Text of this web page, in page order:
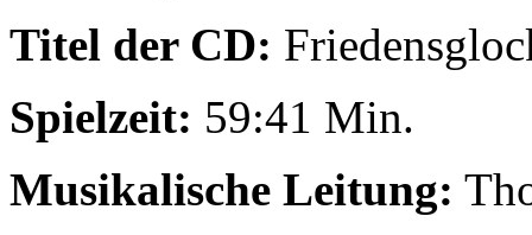
Titel der CD:
Spielzeit: 59:41 Min.
Musikalische Leitung: